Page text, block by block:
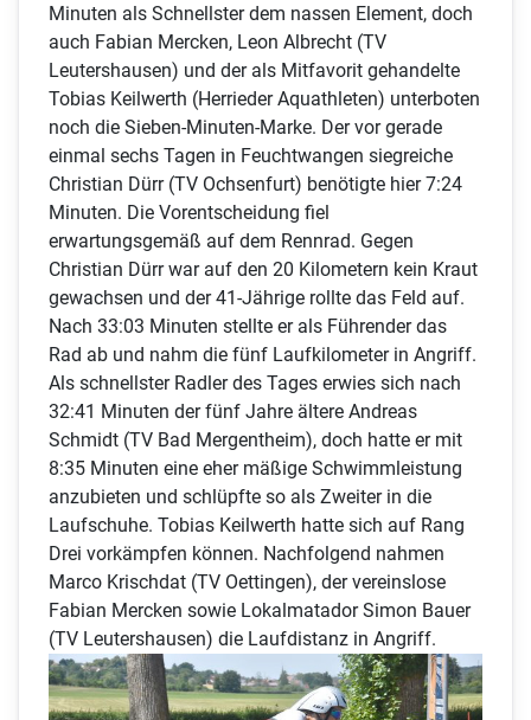
Minuten als Schnellster dem nassen Element, doch
auch Fabian Mercken, Leon Albrecht (TV
Leutershausen) und der als Mitfavorit gehandelte
Tobias Keilwerth (Herrieder Aquathleten) unterboten
noch die Sieben-Minuten-Marke. Der vor gerade
einmal sechs Tagen in Feuchtwangen siegreiche
Christian Dürr (TV Ochsenfurt) benötigte hier 7:24
Minuten. Die Vorentscheidung fiel
erwartungsgemäß auf dem Rennrad. Gegen
Christian Dürr war auf den 20 Kilometern kein Kraut
gewachsen und der 41-Jährige rollte das Feld auf.
Nach 33:03 Minuten stellte er als Führender das
Rad ab und nahm die fünf Laufkilometer in Angriff.
Als schnellster Radler des Tages erwies sich nach
32:41 Minuten der fünf Jahre ältere Andreas
Schmidt (TV Bad Mergentheim), doch hatte er mit
8:35 Minuten eine eher mäßige Schwimmleistung
anzubieten und schlüpfte so als Zweiter in die
Laufschuhe. Tobias Keilwerth hatte sich auf Rang
Drei vorkämpfen können. Nachfolgend nahmen
Marco Krischdat (TV Oettingen), der vereinslose
Fabian Mercken sowie Lokalmatador Simon Bauer
(TV Leutershausen) die Laufdistanz in Angriff.